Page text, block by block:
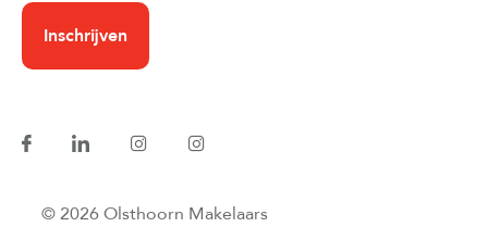
Inschrijven
© 2026 Olsthoorn Makelaars